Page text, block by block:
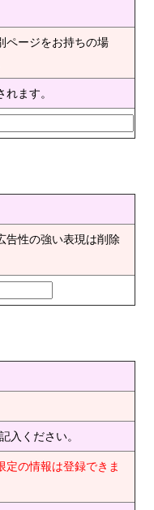
ページをお持ちの場
ます。
告性の強い表現は削除
入ください。
の情報は登録できま